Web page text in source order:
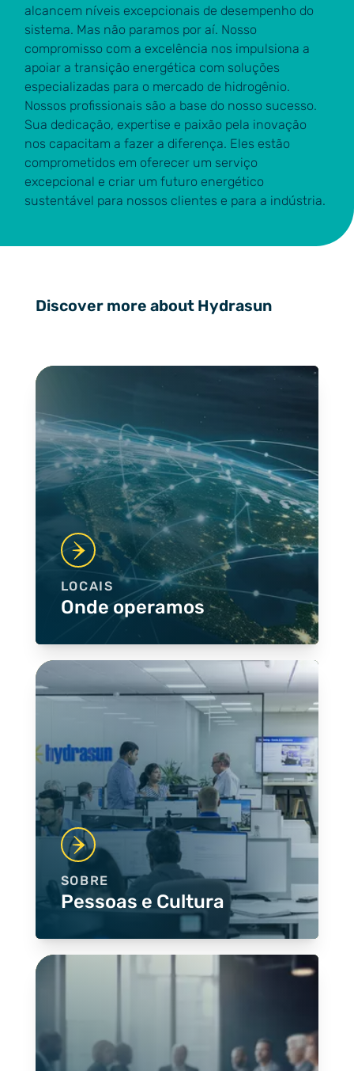
alcancem níveis excepcionais de desempenho do
sistema. Mas não paramos por aí. Nosso
compromisso com a excelência nos impulsiona a
apoiar a transição energética com soluções
especializadas para o mercado de hidrogênio.
Nossos profissionais são a base do nosso sucesso.
Sua dedicação, expertise e paixão pela inovação
nos capacitam a fazer a diferença. Eles estão
comprometidos em oferecer um serviço
excepcional e criar um futuro energético
sustentável para nossos clientes e para a indústria.
Discover more about Hydrasun
Crosslinks
LOCAIS
Onde operamos
SOBRE
Pessoas e Cultura